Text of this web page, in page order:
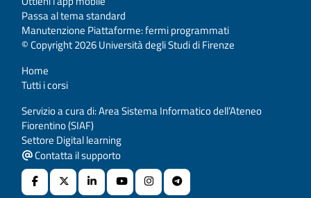
Passa al tema standard
Manutenzione Piattaforme: fermi programmati
© Copyright 2026 Università degli Studi di Firenze
Home
Tutti i corsi
Servizio a cura di: Area Sistema Informatico dell’Ateneo
Fiorentino (SIAF)
Settore Digital learning
Contatta il supporto